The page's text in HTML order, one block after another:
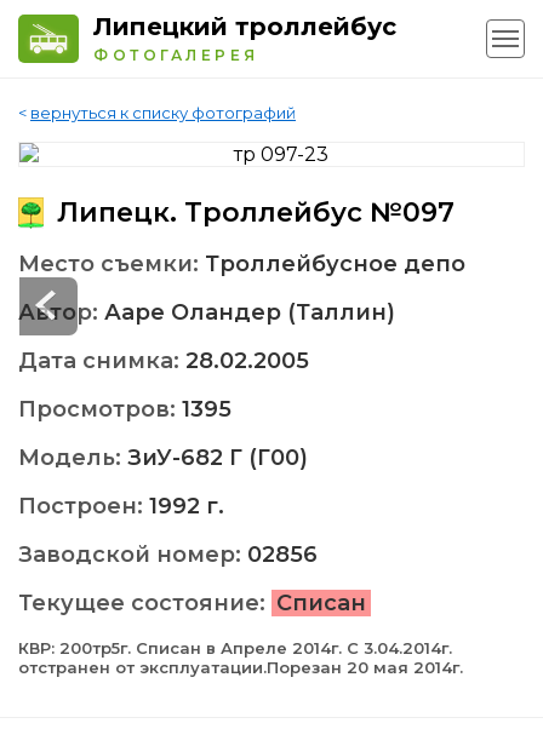
Липецкий троллейбус
ФОТОГАЛЕРЕЯ
< вернуться к списку фотографий
Липецк. Троллейбус №097
Место съемки: Троллейбусное депо
Автор: Ааре Оландер (Таллин)
Дата снимка: 28.02.2005
Просмотров: 1395
Модель: ЗиУ-682 Г (Г00)
Построен: 1992 г.
Заводской номер: 02856
Текущее состояние: Списан
КВР: 200тр5г. Cписан в Апреле 2014г. С 3.04.2014г.
отстранен от эксплуатации.Порезан 20 мая 2014г.